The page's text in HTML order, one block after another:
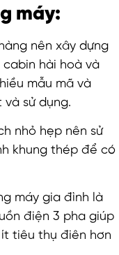
máy:
nên xây dựng
hài hoà và
mẫu mã và
sử dụng.
nhỏ hẹp nên sử
khung thép để có
máy gia đình là
điện 3 pha giúp
tiêu thụ điên hơn